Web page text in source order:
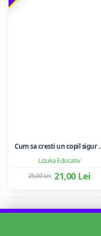
Lizuka Educativ
Cum sa cresti un
21,00 Lei
25,00 Lei